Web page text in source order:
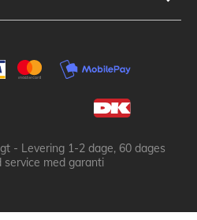
- Levering 1-2 dage, 60 dages
service med garanti